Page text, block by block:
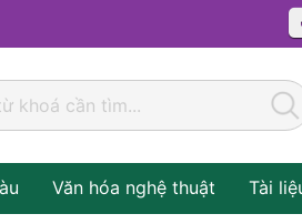
Văn hóa nghệ thuật Tài